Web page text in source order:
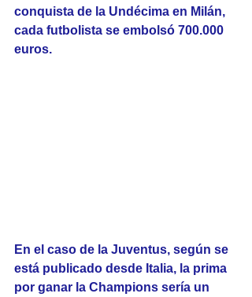
conquista de la Undécima en Milán,
cada futbolista se embolsó 700.000
euros.
En el caso de la Juventus, según se
está publicado desde Italia, la prima
por ganar la Champions sería un